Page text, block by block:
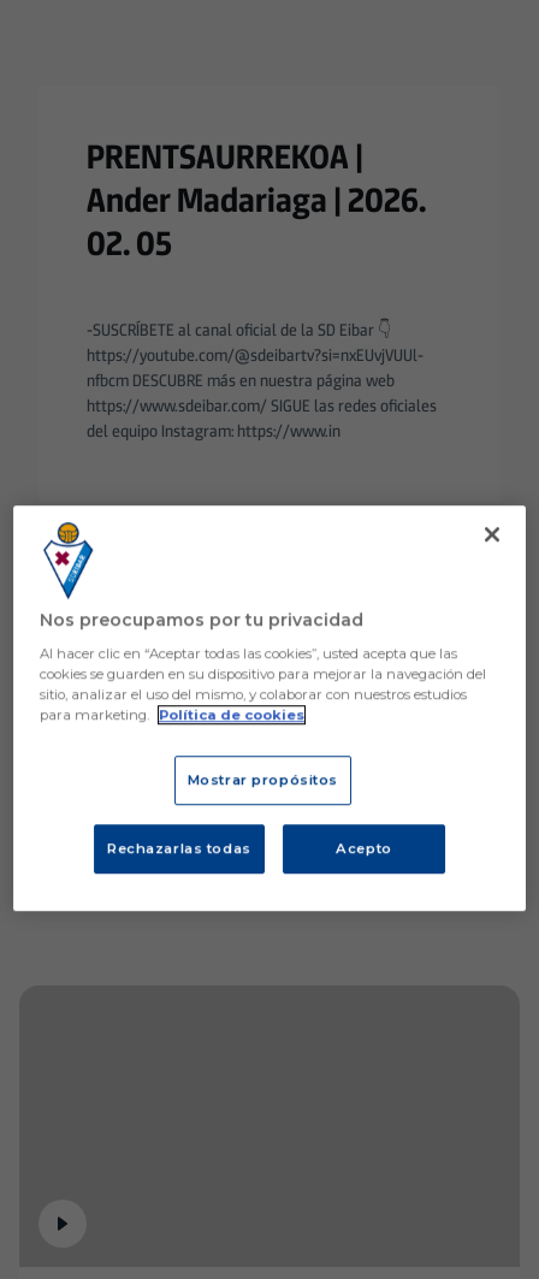
PRENTSAURREKOA |
Ander Madariaga | 2026.
02. 05
-SUSCRÍBETE al canal oficial de la SD Eibar 👇
https://youtube.com/@sdeibartv?si=nxEUvjVUUl-
nfbcm DESCUBRE más en nuestra página web
https://www.sdeibar.com/ SIGUE las redes oficiales
del equipo Instagram: https://www.in
Aún no hay reacciones. ¡Sé el primero!
Nos preocupamos por tu privacidad
Al hacer clic en “Aceptar todas las cookies”, usted acepta que las
cookies se guarden en su dispositivo para mejorar la navegación del
sitio, analizar el uso del mismo, y colaborar con nuestros estudios
para marketing.
Política de cookies
Mostrar propósitos
Rechazarlas todas Acepto